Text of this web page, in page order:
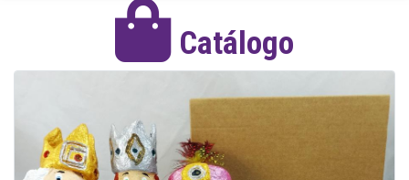
Catálogo